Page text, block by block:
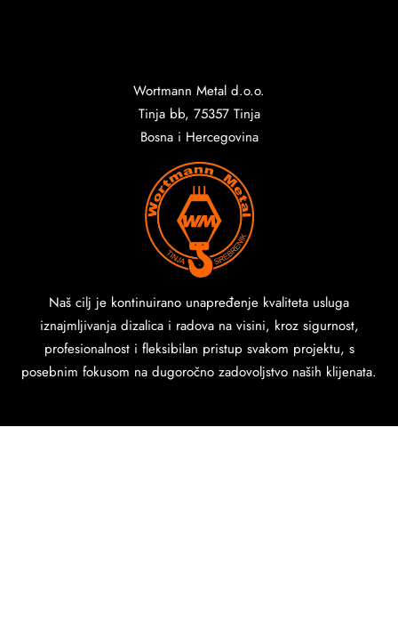
Wortmann Metal d.o.o.
Tinja bb, 75357 Tinja
Bosna i Hercegovina
Naš cilj je kontinuirano unapređenje kvaliteta usluga
iznajmljivanja dizalica i radova na visini, kroz sigurnost,
profesionalnost i fleksibilan pristup svakom projektu, s
posebnim fokusom na dugoročno zadovoljstvo naših klijenata.